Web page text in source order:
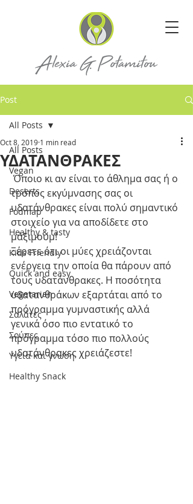
Post
All Posts
Vegan
Deserts
Fodmap
Healthy & tasty
Kids Friendly
Quick and easy
Vegetarian
Σαλάτες
Σούπες
Υγεία και γνώση
Healthy Snack
All Posts
ΥΔΑΤΑΝΘΡΑΚΕΣ
Oct 8, 2019 1 min read
Όποιο κι αν είναι το άθλημα σας ή ο
τρόπος εκγύμνασης σας οι
υδατάνθρακες είναι πολύ σημαντικό
στοιχείο για να αποδίδετε στο
μάξιμουμ!
Ξέρετε ότι οι μύες χρειάζονται
ενέργεια την οποία θα πάρουν από
τους υδατάνθρακες. Η ποσότητα
υδατανθράκων εξαρτάται από το
πρόγραμμα γυμναστικής αλλά
γενικά όσο πιο εντατικό το
πρόγραμμα τόσο πιο πολλούς
υδατάνθρακες χρειάζεστε!